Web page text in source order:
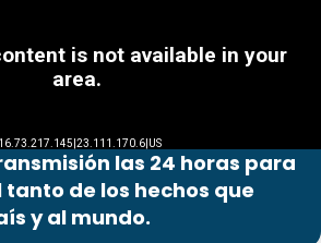
las 24 horas para
de los hechos que
y al mundo.